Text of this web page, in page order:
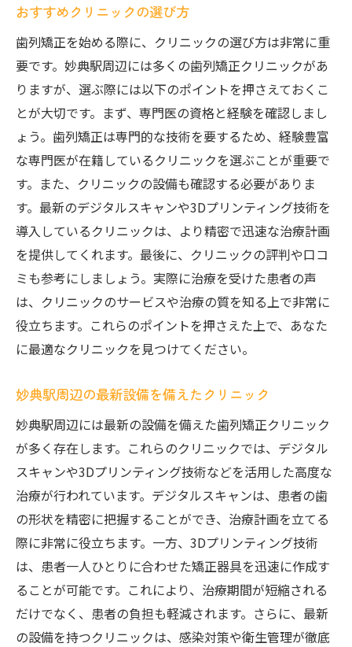
おすすめクリニックの選び方
歯列矯正を始める際に、クリニックの選び方は非常に重
要です。妙典駅周辺には多くの歯列矯正クリニックがあ
りますが、選ぶ際には以下のポイントを押さえておくこ
とが大切です。まず、専門医の資格と経験を確認しまし
ょう。歯列矯正は専門的な技術を要するため、経験豊富
な専門医が在籍しているクリニックを選ぶことが重要で
す。また、クリニックの設備も確認する必要がありま
す。最新のデジタルスキャンや3Dプリンティング技術を
導入しているクリニックは、より精密で迅速な治療計画
を提供してくれます。最後に、クリニックの評判や口コ
ミも参考にしましょう。実際に治療を受けた患者の声
は、クリニックのサービスや治療の質を知る上で非常に
役立ちます。これらのポイントを押さえた上で、あなた
に最適なクリニックを見つけてください。
妙典駅周辺の最新設備を備えたクリニック
妙典駅周辺には最新の設備を備えた歯列矯正クリニック
が多く存在します。これらのクリニックでは、デジタル
スキャンや3Dプリンティング技術などを活用した高度な
治療が行われています。デジタルスキャンは、患者の歯
の形状を精密に把握することができ、治療計画を立てる
際に非常に役立ちます。一方、3Dプリンティング技術
は、患者一人ひとりに合わせた矯正器具を迅速に作成す
ることが可能です。これにより、治療期間が短縮される
だけでなく、患者の負担も軽減されます。さらに、最新
の設備を持つクリニックは、感染対策や衛生管理が徹底